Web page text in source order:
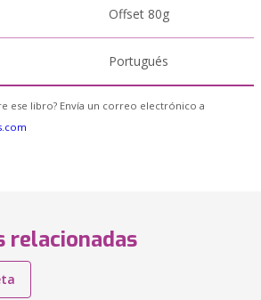
Offset 80g
Portugués
ese libro? Envía un correo electrónico a
relacionadas